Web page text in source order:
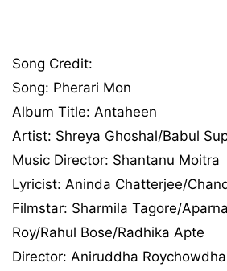
Song Credit:
Song: Pherari Mon
Album Title: Antaheen
Artist: Shreya Ghoshal/Babul
Music Director: Shantanu Moitra
Lyricist: Aninda Chatterjee/
Filmstar: Sharmila Tagore/
Roy/Rahul Bose/Radhika Apte
Director: Aniruddha